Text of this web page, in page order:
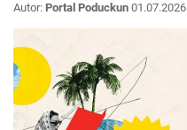
Autor: Portal Poduckun 01.07.2026